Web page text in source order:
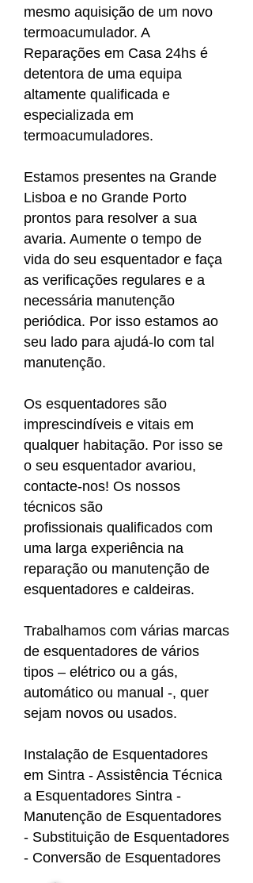
mesmo aquisição de um novo
termoacumulador. A
Reparações em Casa 24hs é
detentora de uma equipa
altamente qualificada e
especializada em
termoacumuladores.
Estamos presentes na Grande
Lisboa e no Grande Porto
prontos para resolver a sua
avaria. Aumente o tempo de
vida do seu esquentador e faça
as verificações regulares e a
necessária manutenção
periódica. Por isso estamos ao
seu lado para ajudá-lo com tal
manutenção.
Os esquentadores são
imprescindíveis e vitais em
qualquer habitação. Por isso se
o seu esquentador avariou,
contacte-nos! Os nossos
técnicos são
profissionais qualificados com
uma larga experiência na
reparação ou manutenção de
esquentadores e caldeiras.
Trabalhamos com várias marcas
de esquentadores de vários
tipos – elétrico ou a gás,
automático ou manual -, quer
sejam novos ou usados.
Instalação de Esquentadores
em Sintra - Assistência Técnica
a Esquentadores Sintra -
Manutenção de Esquentadores
- Substituição de Esquentadores
- Conversão de Esquentadores